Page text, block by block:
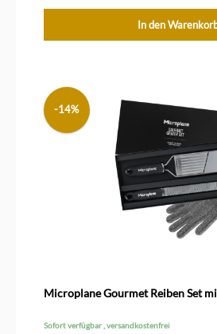
In den
-14%
Microplane Gourmet Reiben Set
Sofort verfügbar , versandkostenfrei